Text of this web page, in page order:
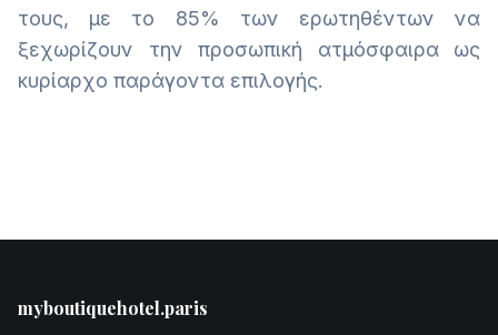
τους, με το 85% των ερωτηθέντων να
ξεχωρίζουν την προσωπική ατμόσφαιρα ως
κυρίαρχο παράγοντα επιλογής.
myboutiquehotel.paris